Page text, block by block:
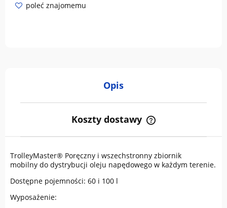
poleć znajomemu
Opis
Koszty dostawy
Cena nie zawiera ewentualnych kosztów płatności
TrolleyMaster® Poręczny i wszechstronny zbiornik
mobilny do dystrybucji oleju napędowego w każdym terenie.
Dostępne pojemności: 60 i 100 l
Wyposażenie: